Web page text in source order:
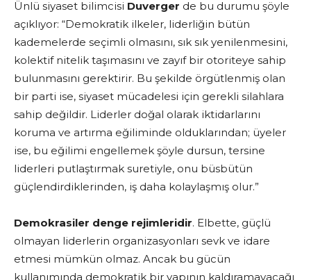
Ünlü siyaset bilimcisi Duverger de bu durumu şöyle
açıklıyor: “Demokratik ilkeler, liderliğin bütün
kademelerde seçimli olmasını, sık sık yenilenmesini,
kolektif nitelik taşımasını ve zayıf bir otoriteye sahip
bulunmasını gerektirir. Bu şekilde örgütlenmiş olan
bir parti ise, siyaset mücadelesi için gerekli silahlara
sahip değildir. Liderler doğal olarak iktidarlarını
koruma ve artırma eğiliminde olduklarından; üyeler
ise, bu eğilimi engellemek şöyle dursun, tersine
liderleri putlaştırmak suretiyle, onu büsbütün
güçlendirdiklerinden, iş daha kolaylaşmış olur.”
Demokrasiler denge rejimleridir. Elbette, güçlü
olmayan liderlerin organizasyonları sevk ve idare
etmesi mümkün olmaz. Ancak bu gücün
kullanımında demokratik bir yapının kaldıramayacağı